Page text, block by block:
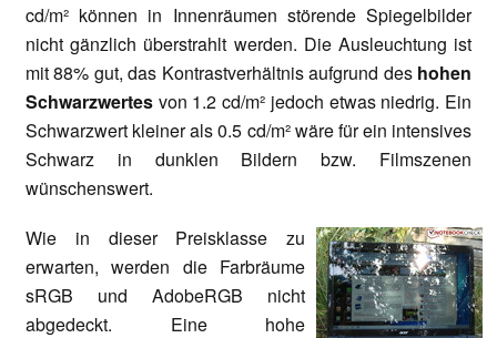
cd/m² können in Innenräumen störende Spiegelbilder
nicht gänzlich überstrahlt werden. Die Ausleuchtung ist
mit 88% gut, das Kontrastverhältnis aufgrund des hohen
Schwarzwertes von 1.2 cd/m² jedoch etwas niedrig. Ein
Schwarzwert kleiner als 0.5 cd/m² wäre für ein intensives
Schwarz in dunklen Bildern bzw. Filmszenen
wünschenswert.
Wie in dieser Preisklasse zu
erwarten, werden die Farbräume
sRGB und AdobeRGB nicht
abgedeckt. Eine hohe